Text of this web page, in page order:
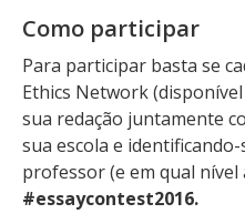
Como participar
Para participar basta se
Ethics Network
sua redação juntamente
sua escola e
professor (e em qual nível
#essaycontest2016.